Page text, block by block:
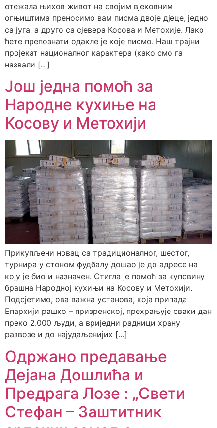
отежала њихов живот на својим вјековним
огњиштима преносимо вам писма двоје дјеце, једно
са југа, а друго са сјевера Косова и Метохије. Лако
ћете препознати одакле је које писмо. Наш трајни
пројекат националног карактера (како смо га
назвали […]
Још једна помоћ за
Народне кухиње на
Косову и Метохији
Прикупљени новац са традиционалног, шестог,
турнира у стоном фудбалу дошао је до адресе на
коју је био и назначен. Стигла је помоћ за куповину
брашна Народној кухињи на Косову и Метохији.
Подсјетимо, ова важна установа, која припада
Епархији рашко – призренској, прехрањује сваки дан
преко 2.000 људи, а вриједни радници храну
развозе и до најудаљенијих […]
Одржано предавање
Дејана Дошлића и
Предрага Лозе : „Свети
Стефан – Заштитник